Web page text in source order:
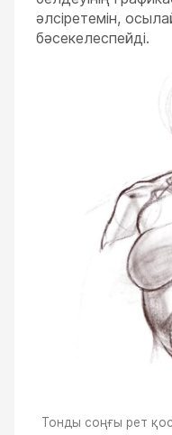
әлсіретемін,
бәсекелеспейді.
Тонды соңғы рет